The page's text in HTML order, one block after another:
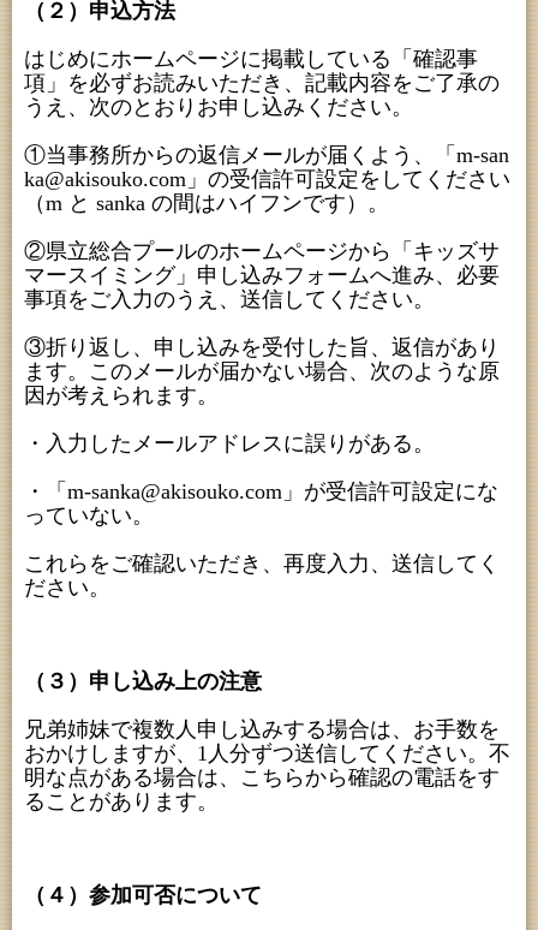
（２）申込方法
はじめにホームページに掲載している「確認事
項」を必ずお読みいただき、記載内容をご了承の
うえ、次のとおりお申し込みください。
①当事務所からの返信メールが届くよう、「m-san
ka@akisouko.com」の受信許可設定をしてください
（m と sanka の間はハイフンです）。
②県立総合プールのホームページから「キッズサ
マースイミング」申し込みフォームへ進み、必要
事項をご入力のうえ、送信してください。
③折り返し、申し込みを受付した旨、返信があり
ます。このメールが届かない場合、次のような原
因が考えられます。
・入力したメールアドレスに誤りがある。
・「m-sanka@akisouko.com」が受信許可設定にな
っていない。
これらをご確認いただき、再度入力、送信してく
ださい。
（３）申し込み上の注意
兄弟姉妹で複数人申し込みする場合は、お手数を
おかけしますが、1人分ずつ送信してください。不
明な点がある場合は、こちらから確認の電話をす
ることがあります。
（４）参加可否について